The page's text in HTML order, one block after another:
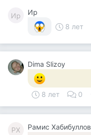
Ир
Ир
8 лет
Dima Slizoy
8 лет 0
РХ Рамис Хабибуллов